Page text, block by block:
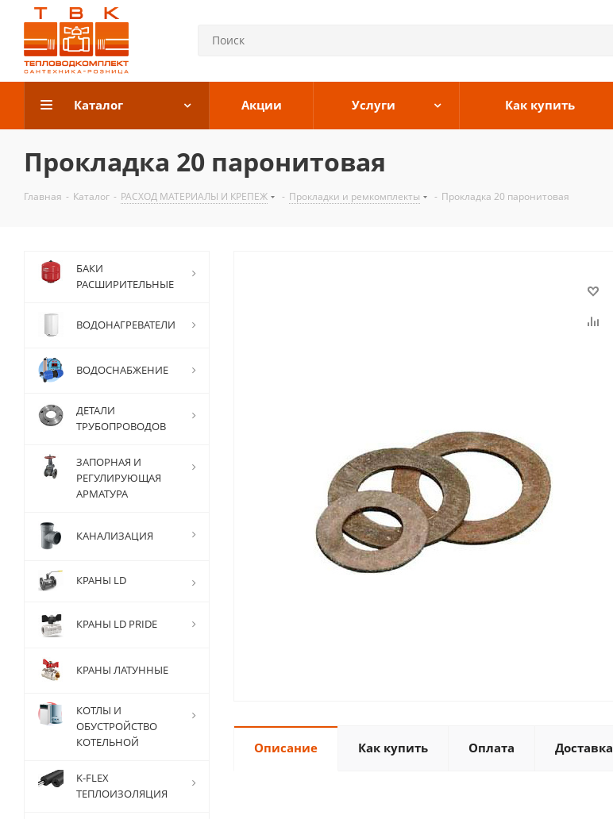
Каталог Акции Услуги Как купить
Прокладка 20 паронитовая
Главная - Каталог - РАСХОД МАТЕРИАЛЫ И КРЕПЕЖ - Прокладки и ремкомплекты - Прокладка 20 паронитовая
Описание Как купить Оплата Доставка
БАКИ
РАСШИРИТЕЛЬНЫЕ
ВОДОНАГРЕВАТЕЛИ
ВОДОСНАБЖЕНИЕ
ДЕТАЛИ
ТРУБОПРОВОДОВ
ЗАПОРНАЯ И
РЕГУЛИРУЮЩАЯ
АРМАТУРА
КАНАЛИЗАЦИЯ
КРАНЫ LD
КРАНЫ LD PRIDE
КРАНЫ ЛАТУННЫЕ
КОТЛЫ И
ОБУСТРОЙСТВО
КОТЕЛЬНОЙ
K-FLEX
ТЕПЛОИЗОЛЯЦИЯ